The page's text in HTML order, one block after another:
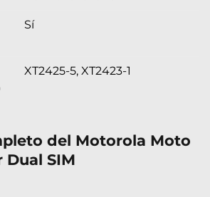
Sí
XT2425-5, XT2423-1
del Motorola Moto
Dual SIM